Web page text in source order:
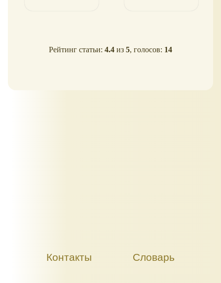
Рейтинг статьи: 4.4 из 5, голосов: 14
Контакты Словарь